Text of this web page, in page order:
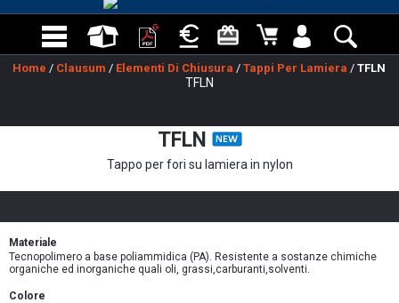
Home / Clausum / Elementi Di Chiusura /Tappi Per Lamiera /TFLN
TFLN
TFLN
Tappo per fori su lamiera in nylon
Materiale
Tecnopolimero a base poliammidica (PA). Resistente a sostanze chimiche
organiche ed inorganiche quali oli, grassi,carburanti,solventi.
Colore